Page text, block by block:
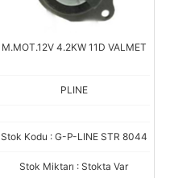
M.MOT.12V 4.2KW 11D VALMET
PLINE
Stok Kodu : G-P-LINE STR 8044
Stok Miktarı : Stokta Var